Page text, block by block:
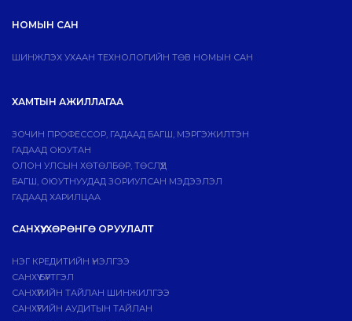
НОМЫН САН
ШИНЖЛЭХ УХААН ТЕХНОЛОГИЙН ТӨВ НОМЫН САН
ХАМТЫН АЖИЛЛАГАА
ЗОЧИН ПРОФЕССОР, ГАДААД БАГШ, МЭРГЭЖИЛТЭН
ГАДААД ОЮУТАН
ОЛОН УЛСЫН ХӨТӨЛБӨР, ТӨСЛҮҮД
БАГШ, ОЮУТНУУДАД ЗОРИУЛСАН МЭДЭЭЛЭЛ
ГАДААД ХАРИЛЦАА
САНХҮҮ, ХӨРӨНГӨ ОРУУЛАЛТ
НЭГ КРЕДИТИЙН ҮНЭЛГЭЭ
САНХҮҮ БҮРТГЭЛ
САНХҮҮГИЙН ТАЙЛАН ШИНЖИЛГЭЭ
САНХҮҮГИЙН АУДИТЫН ТАЙЛАН